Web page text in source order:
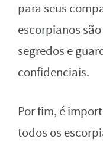
para seus
escorpianos
segredos e
confidenciais.
Por fim, é
todos os